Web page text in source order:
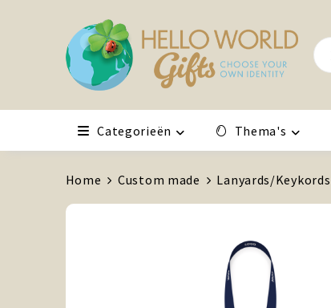
Categorieën Thema's
Home Custom made Lanyards/Keykords